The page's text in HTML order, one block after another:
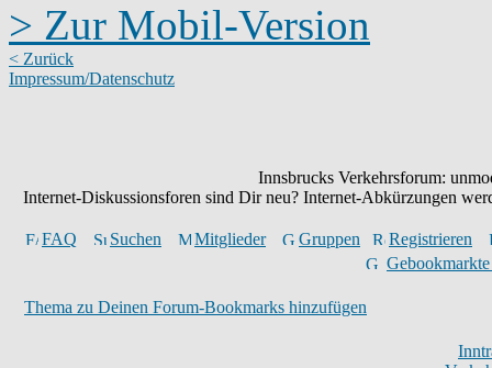
> Zur Mobil-Version
< Zurück
Impressum/Datenschutz
Innsbrucks Verkehrsforum:
Internet-Diskussionsforen sind Dir neu? Internet-Abkürzungen
FAQ Suchen Mitglieder Gruppen
Registrieren
Thema zu Deinen Forum-Bookmarks hinzufügen